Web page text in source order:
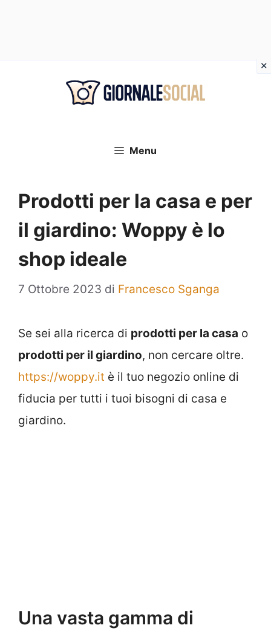
Menu
Prodotti per la casa e per
il giardino: Woppy è lo
shop ideale
7 Ottobre 2023 di Francesco Sganga
Se sei alla ricerca di prodotti per la casa o
prodotti per il giardino, non cercare oltre.
https://woppy.it è il tuo negozio online di
fiducia per tutti i tuoi bisogni di casa e
giardino.
Una vasta gamma di